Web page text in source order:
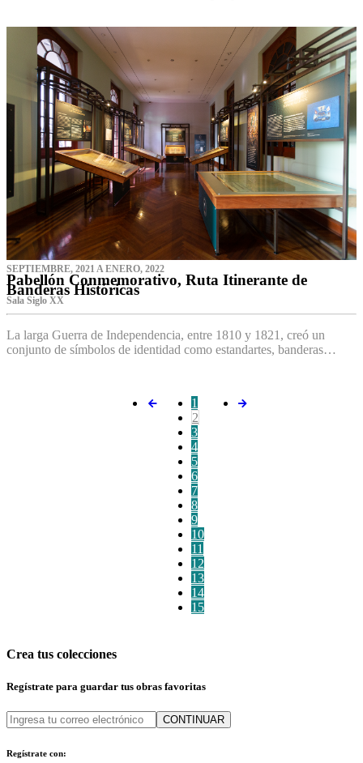
SEPTIEMBRE, 2021 A ENERO, 2022
Pabellón Conmemorativo, Ruta Itinerante de
Banderas Históricas
Sala Siglo XX
La larga Guerra de Independencia, entre 1810 y 1821, creó un
conjunto de símbolos de identidad como estandartes, banderas…
1
2
3
4
5
6
7
8
9
10
11
12
13
14
15
Crea tus colecciones
Regístrate para guardar tus obras favoritas
CONTINUAR
Regístrate con: